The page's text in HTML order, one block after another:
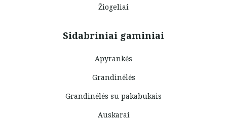
Žiogeliai
Sidabriniai gaminiai
Apyrankės
Grandinėlės
Grandinėlės su pakabukais
Auskarai